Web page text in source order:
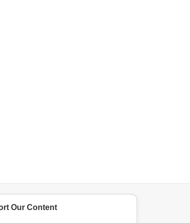
Our Content